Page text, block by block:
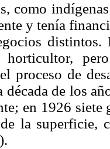
como
y tenía
distintos.
horticultor,
proceso de
de los
en 1926 siete
la superficie,
).